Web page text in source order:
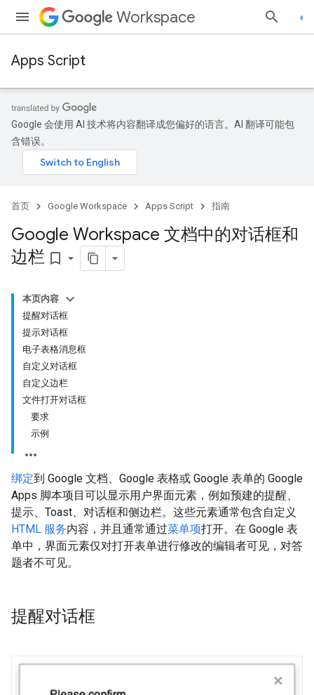
Workspace
Apps Script
Google 会使用 AI 技术将内容翻译成您偏好的语言。AI 翻译可能包
含错误。
首页 Google Workspace Apps Script 指南
Google Workspace 文档中的对话框和
边栏 bookmark_border
本页内容
提醒对话框
提示对话框
电子表格消息框
自定义对话框
自定义边栏
文件打开对话框
要求
示例
绑定到 Google 文档、Google 表格或 Google 表单的 Google
Apps 脚本项目可以显示用户界面元素，例如预建的提醒、
提示、Toast、对话框和侧边栏。这些元素通常包含自定义
HTML 服务内容，并且通常通过菜单项打开。在 Google 表
单中，界面元素仅对打开表单进行修改的编辑者可见，对答
题者不可见。
提醒对话框